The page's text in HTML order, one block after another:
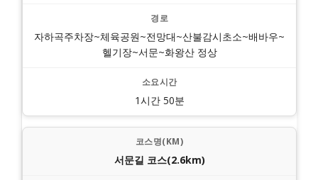
자하곡주차장~체육공원~전망대~산불감시초소~배바우~
헬기장~서문~화왕산 정상
1시간 50분
서문길 코스(2.6km)